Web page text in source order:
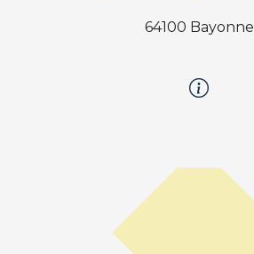
64100 Bayonne